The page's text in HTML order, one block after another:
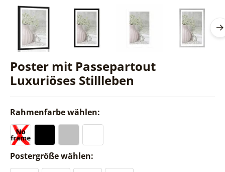
Poster mit Passepartout
Luxuriöses Stillleben
Rahmenfarbe wählen:
Postergröße wählen: